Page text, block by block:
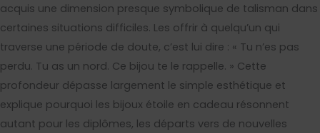
acquis une dimension presque symbolique de talisman dans
certaines situations difficiles. Les offrir à quelqu’un qui
traverse une période de doute, c’est lui dire : « Tu n’es pas
perdu. Tu as un nord. Ce bijou te le rappelle. » Cette
profondeur dépasse largement le simple esthétique et
explique pourquoi les bijoux étoile en cadeau résonnent
autant pour les diplômes, les départs vers de nouvelles